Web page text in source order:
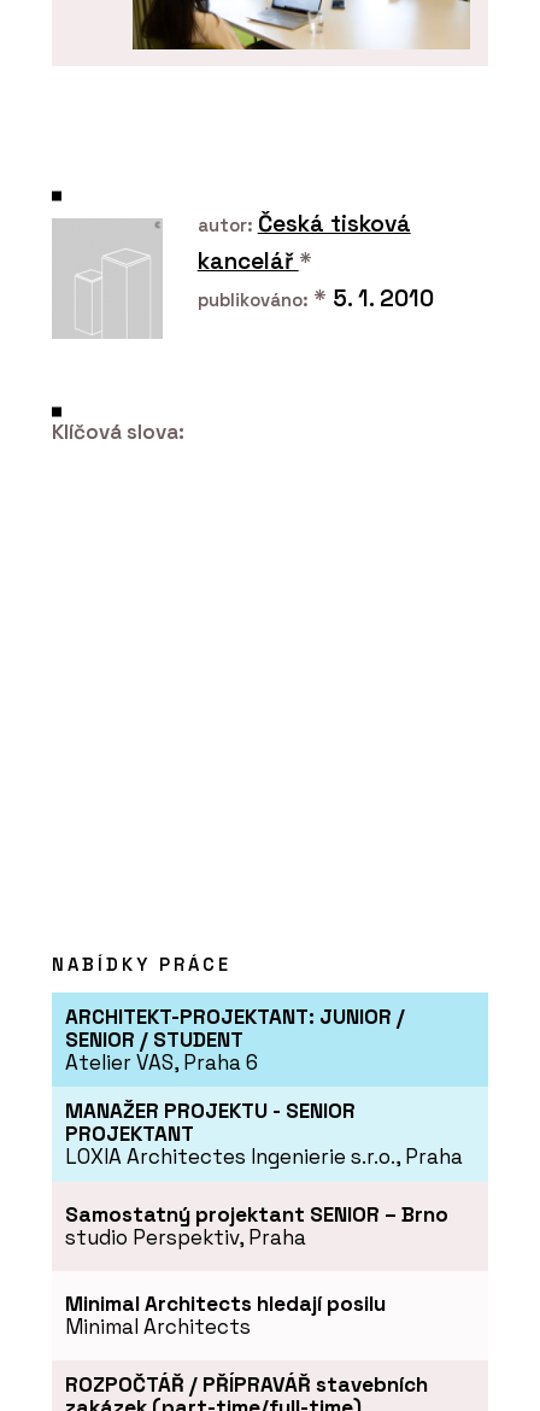
HINTONu
ČLÁNKY
„V jižních Čechách stavíme hlavně
byty. Ne proto, že bychom nechtěli
autor: Česká tisková
kancelář *
publikováno: * 5. 1. 2010
Klíčová slova:
NABÍDKY PRÁCE
ARCHITEKT-PROJEKTANT: JUNIOR /
SENIOR / STUDENT
Atelier VAS, Praha 6
MANAŽER PROJEKTU - SENIOR
PROJEKTANT
LOXIA Architectes Ingenierie s.r.o., Praha
Samostatný projektant SENIOR – Brno
studio Perspektiv, Praha
Minimal Architects hledají posilu
Minimal Architects
ROZPOČTÁŘ / PŘÍPRAVÁŘ stavebních